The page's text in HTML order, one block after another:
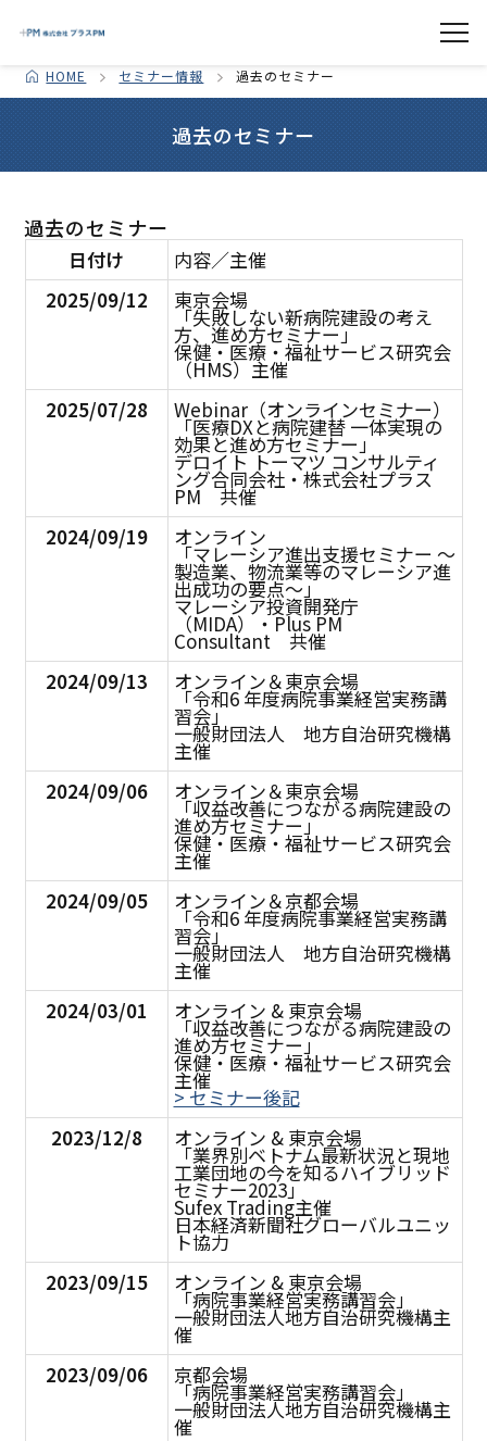
HOME セミナー情報 過去のセミナー
過去のセミナー
過去のセミナー
日付け
内容／主催
2025/09/12
東京会場
「失敗しない新病院建設の考え
方、進め方セミナー」
保健・医療・福祉サービス研究会
（HMS）主催
2025/07/28
Webinar（オンラインセミナー）
「医療DXと病院建替 一体実現の
効果と進め方セミナー」
デロイト トーマツ コンサルティ
ング合同会社・株式会社プラス
PM 共催
2024/09/19
オンライン
「マレーシア進出支援セミナー ～
製造業、物流業等のマレーシア進
出成功の要点～」
マレーシア投資開発庁
（MIDA）・Plus PM
Consultant 共催
2024/09/13
オンライン＆東京会場
「令和6 年度病院事業経営実務講
習会」
一般財団法人 地方自治研究機構
主催
2024/09/06
オンライン＆東京会場
「収益改善につながる病院建設の
進め方セミナー」
保健・医療・福祉サービス研究会
主催
2024/09/05
オンライン＆京都会場
「令和6 年度病院事業経営実務講
習会」
一般財団法人 地方自治研究機構
主催
2024/03/01
オンライン & 東京会場
「収益改善につながる病院建設の
進め方セミナー」
保健・医療・福祉サービス研究会
主催
> セミナー後記
2023/12/8
オンライン & 東京会場
「業界別ベトナム最新状況と現地
工業団地の今を知るハイブリッド
セミナー2023」
Sufex Trading主催
日本経済新聞社グローバルユニッ
ト協力
2023/09/15
オンライン & 東京会場
「病院事業経営実務講習会」
一般財団法人地方自治研究機構主
催
2023/09/06
京都会場
「病院事業経営実務講習会」
一般財団法人地方自治研究機構主
催